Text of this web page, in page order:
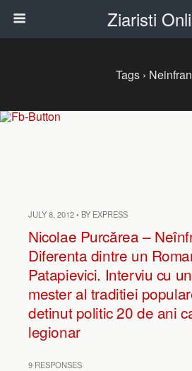
Ziaristi
Tags ›
JULY 8, 2012 • BY EXPRESS
Nicolae Purcărea –
Diferenta dintre un
Patapievici. Interviu cu
mester al traditiei
detinut politic 20 de ani
legionar
9 RESPONSES